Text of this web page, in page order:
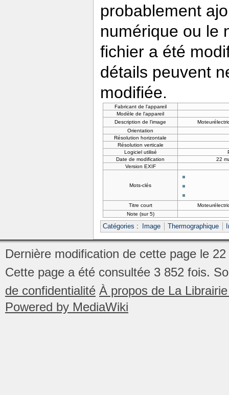
probablement
numérique ou le
fichier a été
détails peuvent
modifiée.
Fabricant de l'appareil
Modèle de l'appareil
Description de l'image
Orientation
Résolution horizontale
Résolution verticale
Logiciel utilisé
Date de modification
22
Version EXIF
Mots-clés
Titre court
Note (sur 5)
Catégories : Image Thermographique
Dernière modification de cette page le
Cette page a été consultée 3 852 fois.
de confidentialité À propos de La
Powered by MediaWiki